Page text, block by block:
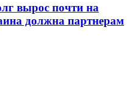
вырос почти на
должна партнерам